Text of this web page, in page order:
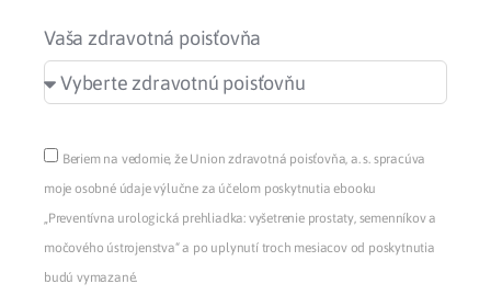
Vaša zdravotná poisťovňa
Beriem na vedomie, že Union zdravotná poisťovňa, a. s. spracúva
moje osobné údaje výlučne za účelom poskytnutia ebooku
„Preventívna urologická prehliadka: vyšetrenie prostaty, semenníkov a
močového ústrojenstva“ a po uplynutí troch mesiacov od poskytnutia
budú vymazané.